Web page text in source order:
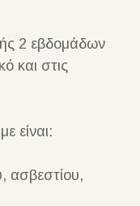
2 εβδομάδων
και στις
είναι:
ασβεστίου,